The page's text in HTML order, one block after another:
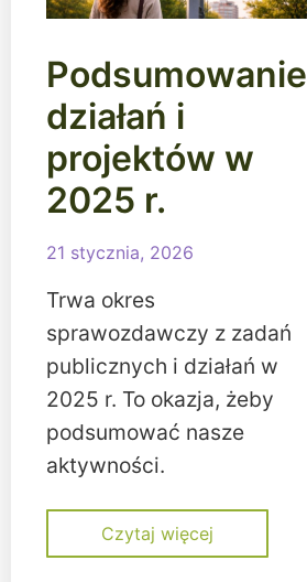
Podsumowanie
działań i
projektów w
2025 r.
21 stycznia, 2026
Trwa okres
sprawozdawczy z zadań
publicznych i działań w
2025 r. To okazja, żeby
podsumować nasze
aktywności.
Czytaj więcej